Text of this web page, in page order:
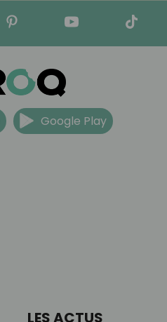
Google Play
LES ACTUS